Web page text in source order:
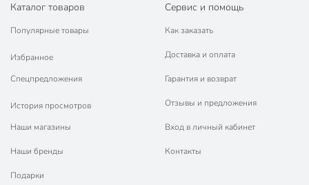
Каталог товаров
Популярные товары
Избранное
Спецпредложения
История просмотров
Наши магазины
Наши бренды
Подарки
Сервис и помощь
Как заказать
Доставка и оплата
Гарантия и возврат
Отзывы и предложения
Вход в личный кабинет
Контакты